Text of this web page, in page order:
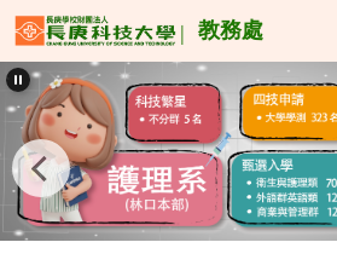
跳
到
主
要
內
容
區
教務處